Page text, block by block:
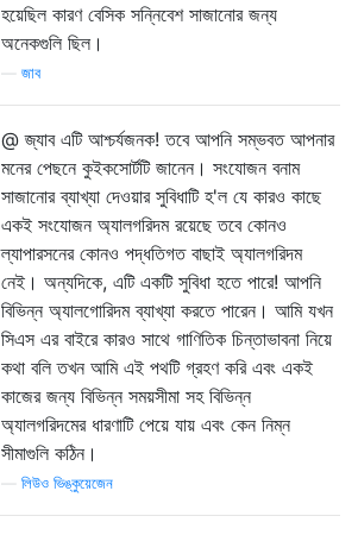
হয়েছিল কারণ বেসিক সন্নিবেশ সাজানোর জন্য
অনেকগুলি ছিল।
জাব
@ জ্যাব এটি আশ্চর্যজনক! তবে আপনি সম্ভবত আপনার
মনের পেছনে কুইকসোর্টটি জানেন। সংযোজন বনাম
সাজানোর ব্যাখ্যা দেওয়ার সুবিধাটি হ'ল যে কারও কাছে
একই সংযোজন অ্যালগরিদম রয়েছে তবে কোনও
ল্যাপারসনের কোনও পদ্ধতিগত বাছাই অ্যালগরিদম
নেই। অন্যদিকে, এটি একটি সুবিধা হতে পারে! আপনি
বিভিন্ন অ্যালগোরিদম ব্যাখ্যা করতে পারেন। আমি যখন
সিএস এর বাইরে কারও সাথে গাণিতিক চিন্তাভাবনা নিয়ে
কথা বলি তখন আমি এই পথটি গ্রহণ করি এবং একই
কাজের জন্য বিভিন্ন সময়সীমা সহ বিভিন্ন
অ্যালগরিদমের ধারণাটি পেয়ে যায় এবং কেন নিম্ন
সীমাগুলি কঠিন।
লিউও ভিঙ্কুয়েজেন